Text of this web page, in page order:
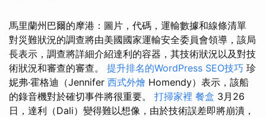
馬里蘭州巴爾的摩港：圖片，代碼，運輸數據和線條清單
對災難狀況的調查將由美國國家運輸安全委員會領導，該局
長表示，調查將詳細介紹達利的容器，其技術狀況以及對技
術狀況和審查的審查。 提升排名的WordPress SEO技巧 珍
妮弗·霍格迪（Jennifer 西式外燴 Homendy）表示，該船
的錄音機對於確切事件將很重要。 打掃家裡 餐盒 3月26
日，達利（Dali）變得難以想像，由於技術誤差即將崩潰，